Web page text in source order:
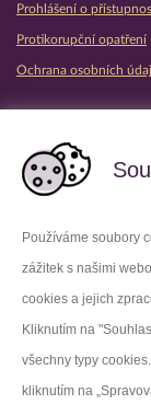
Používáme soubory
zážitek s našimi
cookies a jejich
Kliknutím na
všechny typy
kliknutím na
Prohlášení o
Protikorupční opatření
Ochrana osobních
Facebook
LinkedIn